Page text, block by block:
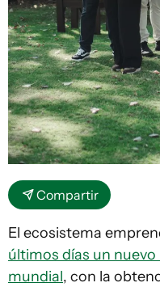
Compartir
El ecosistema
últimos días un
mundial, con la